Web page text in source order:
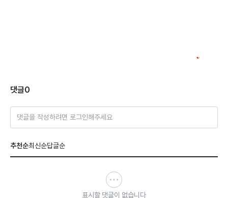
댓글0
댓글을 작성하려면 로그인해주세요
추천순최신순답글순
표시할 댓글이 없습니다